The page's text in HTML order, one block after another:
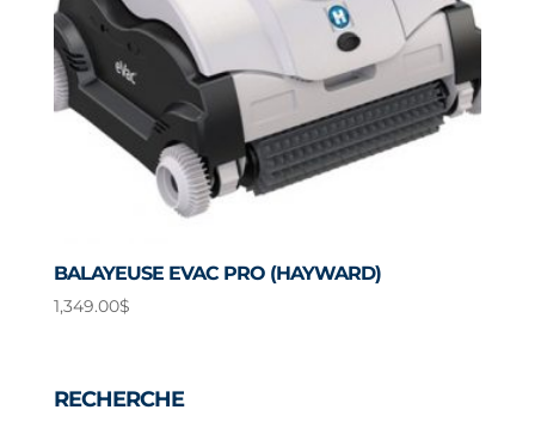
BALAYEUSE EVAC PRO (HAYWARD)
1,349.00$
RECHERCHE